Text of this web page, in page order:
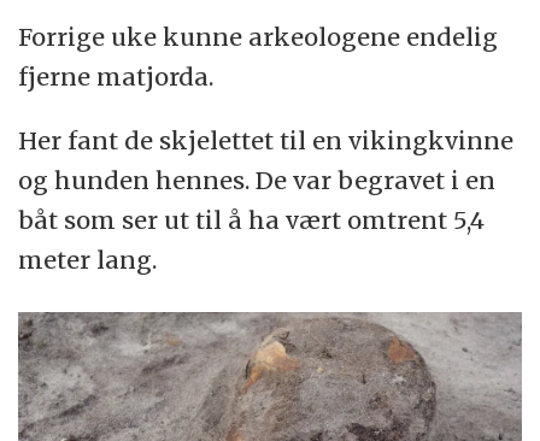
Forrige uke kunne arkeologene endelig
fjerne matjorda.
Her fant de skjelettet til en vikingkvinne
og hunden hennes. De var begravet i en
båt som ser ut til å ha vært omtrent 5,4
meter lang.